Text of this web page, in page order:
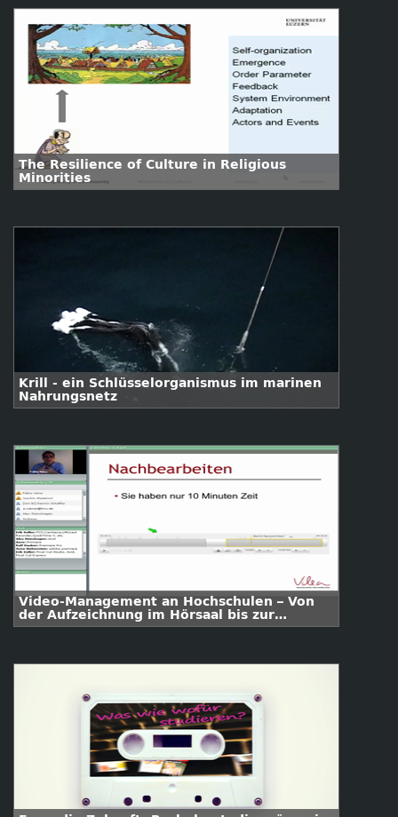
The Resilience of Culture in Religious
Minorities
Krill - ein Schlüsselorganismus im marinen
Nahrungsnetz
Video-Management an Hochschulen – Von
der Aufzeichnung im Hörsaal bis zur
Publikation auf verschiedenen Video-